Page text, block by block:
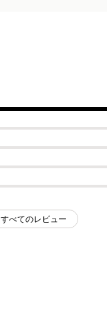
すべてのレビュー